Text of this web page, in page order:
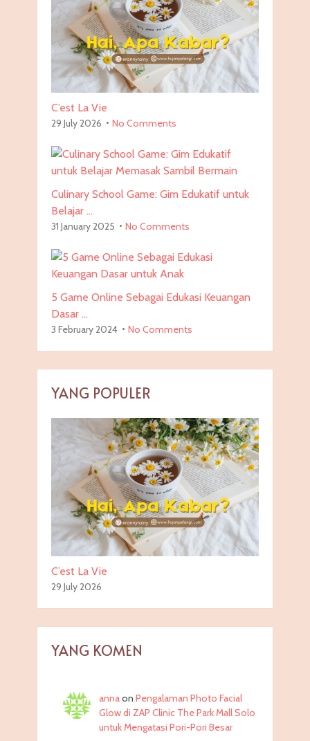
C’est La Vie
29 July 2026 No Comments
Culinary School Game: Gim Edukatif untuk
Belajar …
31 January 2025 No Comments
5 Game Online Sebagai Edukasi Keuangan
Dasar …
3 February 2024 No Comments
YANG POPULER
C’est La Vie
29 July 2026
YANG KOMEN
annaon Pengalaman Photo Facial
Glow di ZAP Clinic The Park Mall Solo
untuk Mengatasi Pori-Pori Besar